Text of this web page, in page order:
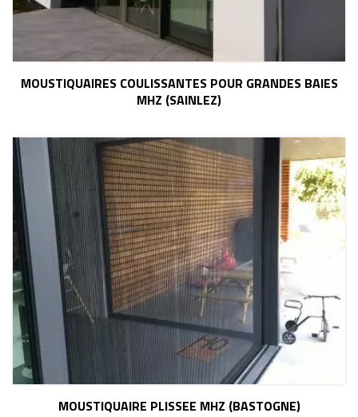
MOUSTIQUAIRES COULISSANTES POUR GRANDES BAIES
MHZ (SAINLEZ)
MOUSTIQUAIRE PLISSEE MHZ (BASTOGNE)